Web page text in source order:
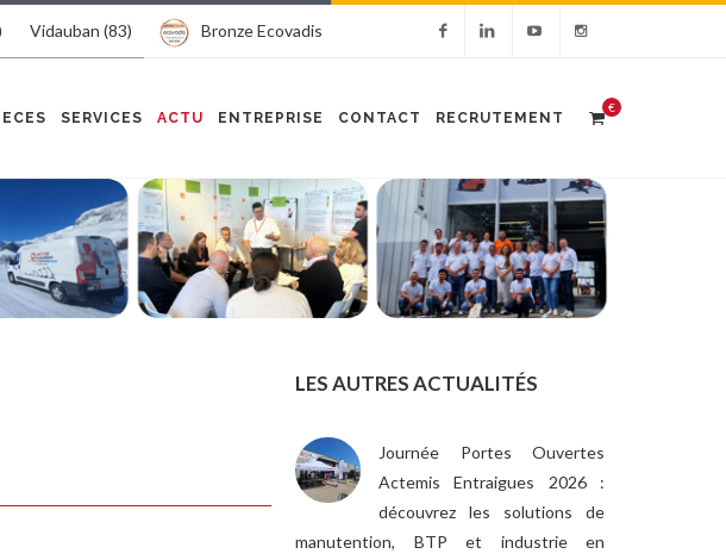
Vidauban (83) Bronze Ecovadis
SERVICES ACTU ENTREPRISE CONTACT RECRUTEMENT
€
LES AUTRES ACTUALITÉS
Journée Portes Ouvertes
Actemis Entraigues 2026 :
découvrez les solutions de
manutention, BTP et industrie en